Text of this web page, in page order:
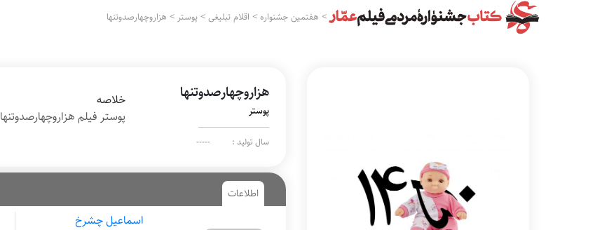
> هفتمین جشنواره > اقلام تبلیغی >پوستر > هزاروچهارصدوتنها
هزاروچهارصدوتنها
پوستر
سال تولید : -----
خلاصه
پوستر فیلم هزاروچهارصدوتنها
اطلاعات
اسماعیل چشرخ